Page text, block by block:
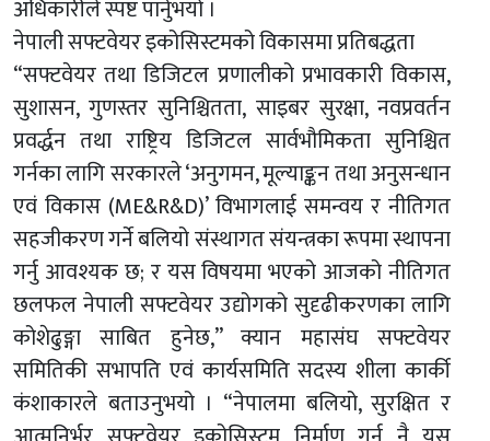
अधिकारीले स्पष्ट पार्नुभयो ।
नेपाली सफ्टवेयर इकोसिस्टमको विकासमा प्रतिबद्धता
“सफ्टवेयर तथा डिजिटल प्रणालीको प्रभावकारी विकास,
सुशासन, गुणस्तर सुनिश्चितता, साइबर सुरक्षा, नवप्रवर्तन
प्रवर्द्धन तथा राष्ट्रिय डिजिटल सार्वभौमिकता सुनिश्चित
गर्नका लागि सरकारले ‘अनुगमन, मूल्याङ्कन तथा अनुसन्धान
एवं विकास (ME&R&D)’ विभागलाई समन्वय र नीतिगत
सहजीकरण गर्ने बलियो संस्थागत संयन्त्रका रूपमा स्थापना
गर्नु आवश्यक छ; र यस विषयमा भएको आजको नीतिगत
छलफल नेपाली सफ्टवेयर उद्योगको सुदृढीकरणका लागि
कोशेढुङ्गा साबित हुनेछ,” क्यान महासंघ सफ्टवेयर
समितिकी सभापति एवं कार्यसमिति सदस्य शीला कार्की
कंशाकारले बताउनुभयो । “नेपालमा बलियो, सुरक्षित र